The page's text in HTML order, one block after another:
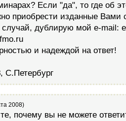
Если "да", то где об
приобрести изданные Вами
случай, дублирую мой e-mail:
и надеждой на ответ!
С.Петербург
2008)
почему вы не можете